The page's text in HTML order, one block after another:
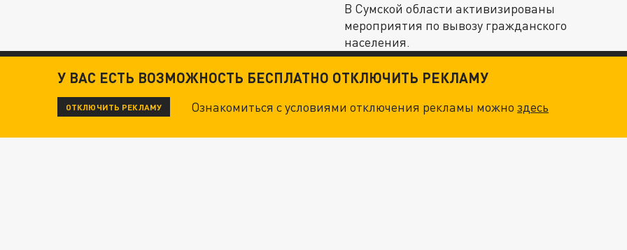
В Сумской области активизированы
мероприятия по вывозу гражданского
населения.
У ВАС ЕСТЬ ВОЗМОЖНОСТЬ БЕСПЛАТНО ОТКЛЮЧИТЬ РЕКЛАМУ
ОТКЛЮЧИТЬ РЕКЛАМУ Ознакомиться с условиями отключения рекламы можноздесь